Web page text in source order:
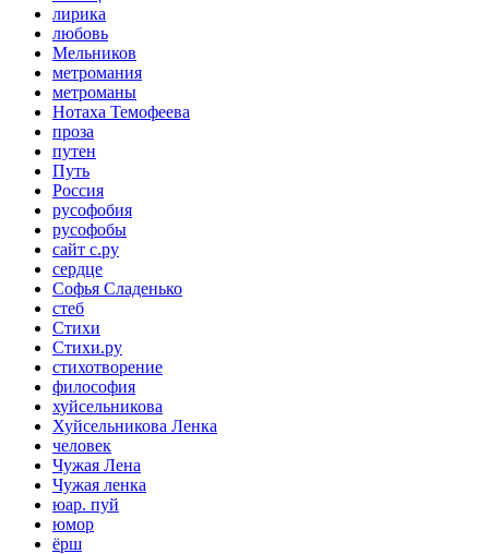
лирика
любовь
Мельников
метромания
метроманы
Нотаха Темофеева
проза
путен
Путь
Россия
русофобия
русофобы
сайт с.ру
сердце
Софья Сладенько
стеб
Стихи
Стихи.ру
стихотворение
философия
хуйсельникова
Хуйсельникова Ленка
человек
Чужая Лена
Чужая ленка
юар. пуй
юмор
ёрш